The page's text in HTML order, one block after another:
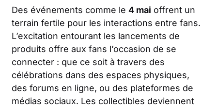
Des événements comme le 4 mai offrent un
terrain fertile pour les interactions entre fans.
L’excitation entourant les lancements de
produits offre aux fans l’occasion de se
connecter : que ce soit à travers des
célébrations dans des espaces physiques,
des forums en ligne, ou des plateformes de
médias sociaux. Les collectibles deviennent